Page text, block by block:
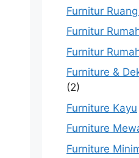
Furnitur
Furnitur
Furnitur
Furniture &
(2)
Furniture Kayu
Furniture
Furniture